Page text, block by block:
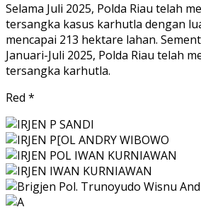
Selama Juli 2025, Polda Riau telah
tersangka kasus karhutla dengan
mencapai 213 hektare lahan.
Januari-Juli 2025, Polda Riau telah
tersangka karhutla.
Red *